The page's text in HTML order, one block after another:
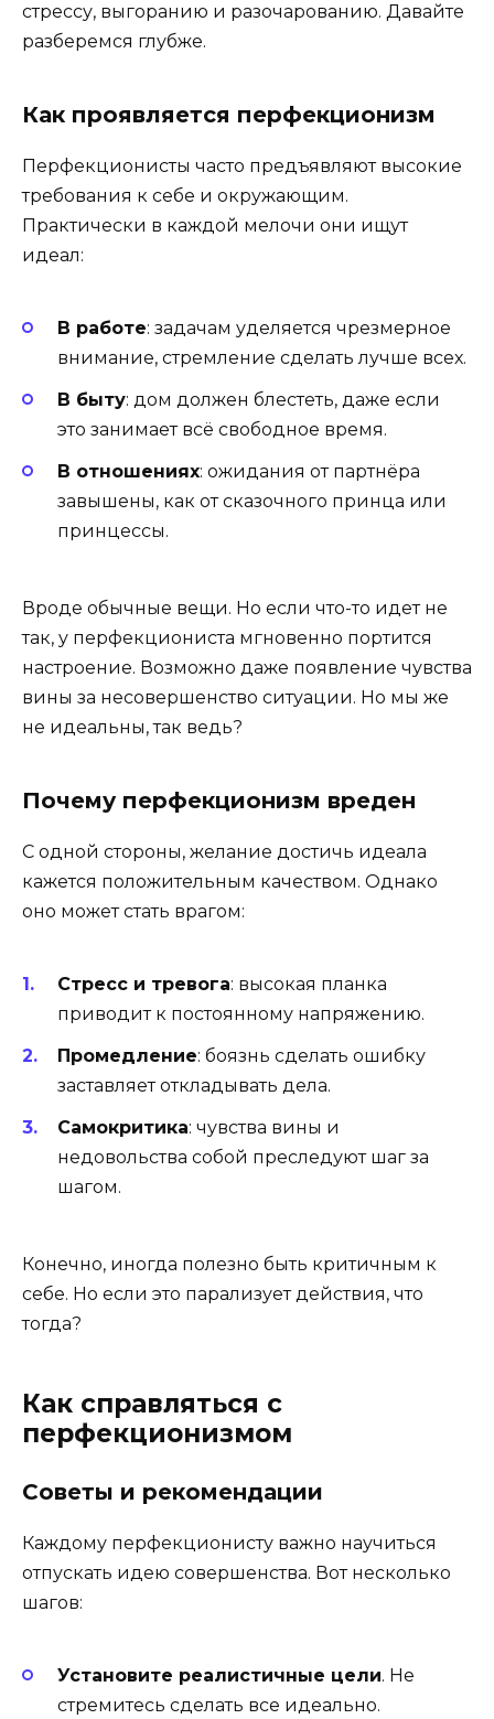
стрессу, выгоранию и разочарованию. Давайте
разберемся глубже.
Как проявляется перфекционизм
Перфекционисты часто предъявляют высокие
требования к себе и окружающим.
Практически в каждой мелочи они ищут
идеал:
В работе: задачам уделяется чрезмерное
внимание, стремление сделать лучше всех.
В быту: дом должен блестеть, даже если
это занимает всё свободное время.
В отношениях: ожидания от партнёра
завышены, как от сказочного принца или
принцессы.
Вроде обычные вещи. Но если что-то идет не
так, у перфекциониста мгновенно портится
настроение. Возможно даже появление чувства
вины за несовершенство ситуации. Но мы же
не идеальны, так ведь?
Почему перфекционизм вреден
С одной стороны, желание достичь идеала
кажется положительным качеством. Однако
оно может стать врагом:
Стресс и тревога: высокая планка
приводит к постоянному напряжению.
Промедление: боязнь сделать ошибку
заставляет откладывать дела.
Самокритика: чувства вины и
недовольства собой преследуют шаг за
шагом.
Конечно, иногда полезно быть критичным к
себе. Но если это парализует действия, что
тогда?
Как справляться с
перфекционизмом
Советы и рекомендации
Каждому перфекционисту важно научиться
отпускать идею совершенства. Вот несколько
шагов:
Установите реалистичные цели. Не
стремитесь сделать все идеально.